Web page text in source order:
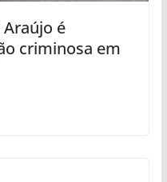
é
criminosa em